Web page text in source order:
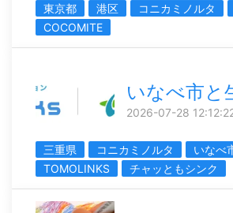
東京都
港区 コニカミノルタ
COCOMITE
いなべ市と
2026-07-28
三重県 コニカミノルタ
いなべ
TOMOLINKS
チャッともシンク